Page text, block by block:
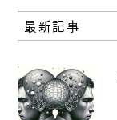
最新記事